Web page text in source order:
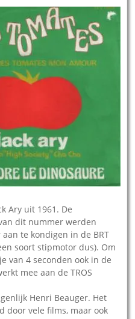
Ary uit 1961. De
dit nummer werden
te kondigen in de BRT
soort stipmotor dus). Om
van 4 seconden ook in de
mee aan de TROS
Henri Beauger. Het
door vele films, maar ook